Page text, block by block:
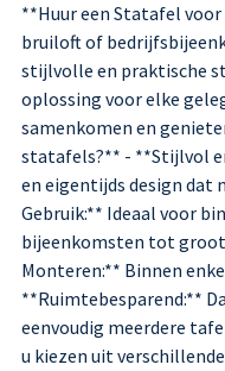
**Huur een Statafel
bruiloft of
stijlvolle en praktische
oplossing voor elke
samenkomen en
statafels?** - **Stijlvol
en eigentijds design dat
Gebruik:** Ideaal voor
bijeenkomsten tot
Monteren:** Binnen
**Ruimtebesparend:**
eenvoudig meerdere
u kiezen uit